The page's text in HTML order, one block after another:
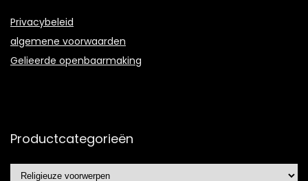
Privacybeleid
algemene voorwaarden
Gelieerde openbaarmaking
Productcategorieën